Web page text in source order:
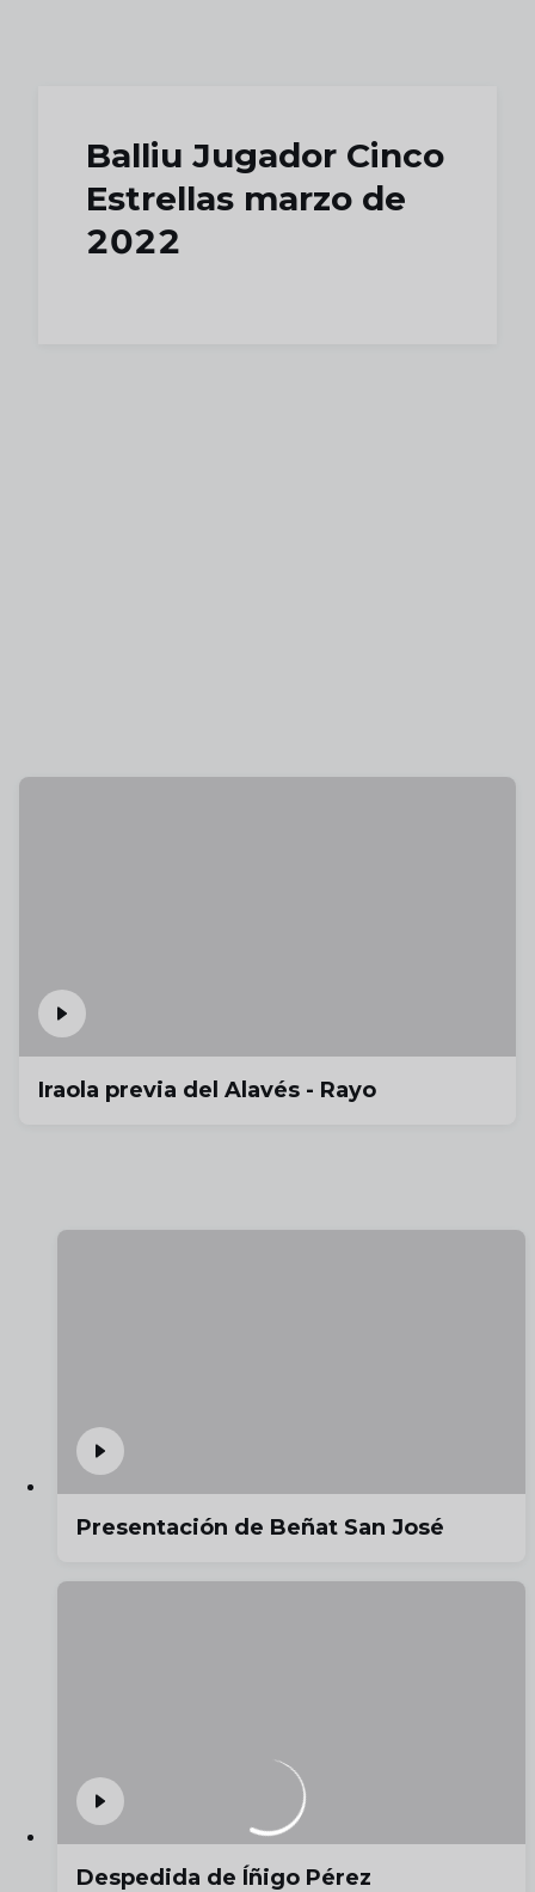
Balliu Jugador Cinco
Estrellas marzo de
2022
Iraola previa del Alavés - Rayo
Presentación de Beñat San José
Despedida de Íñigo Pérez